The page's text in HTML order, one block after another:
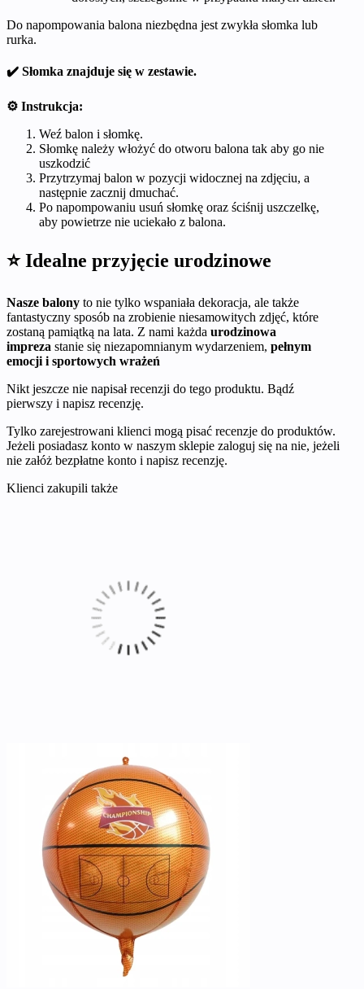
Do napompowania balona niezbędna jest zwykła słomka lub
rurka.
✔️ Słomka znajduje się w zestawie.
⚙️ Instrukcja:
Weź balon i słomkę.
Słomkę należy włożyć do otworu balona tak aby go nie
uszkodzić
Przytrzymaj balon w pozycji widocznej na zdjęciu, a
następnie zacznij dmuchać.
Po napompowaniu usuń słomkę oraz ściśnij uszczelkę,
aby powietrze nie uciekało z balona.
⭐ Idealne przyjęcie urodzinowe
Nasze balony to nie tylko wspaniała dekoracja, ale także
fantastyczny sposób na zrobienie niesamowitych zdjęć, które
zostaną pamiątką na lata. Z nami każda urodzinowa
impreza stanie się niezapomnianym wydarzeniem, pełnym
emocji i sportowych wrażeń
Nikt jeszcze nie napisał recenzji do tego produktu. Bądź
pierwszy i napisz recenzję.
Tylko zarejestrowani klienci mogą pisać recenzje do produktów.
Jeżeli posiadasz konto w naszym sklepie zaloguj się na nie, jeżeli
nie załóż bezpłatne konto i napisz recenzję.
Klienci zakupili także